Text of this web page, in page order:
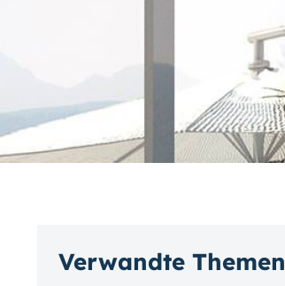
Verwandte Themen